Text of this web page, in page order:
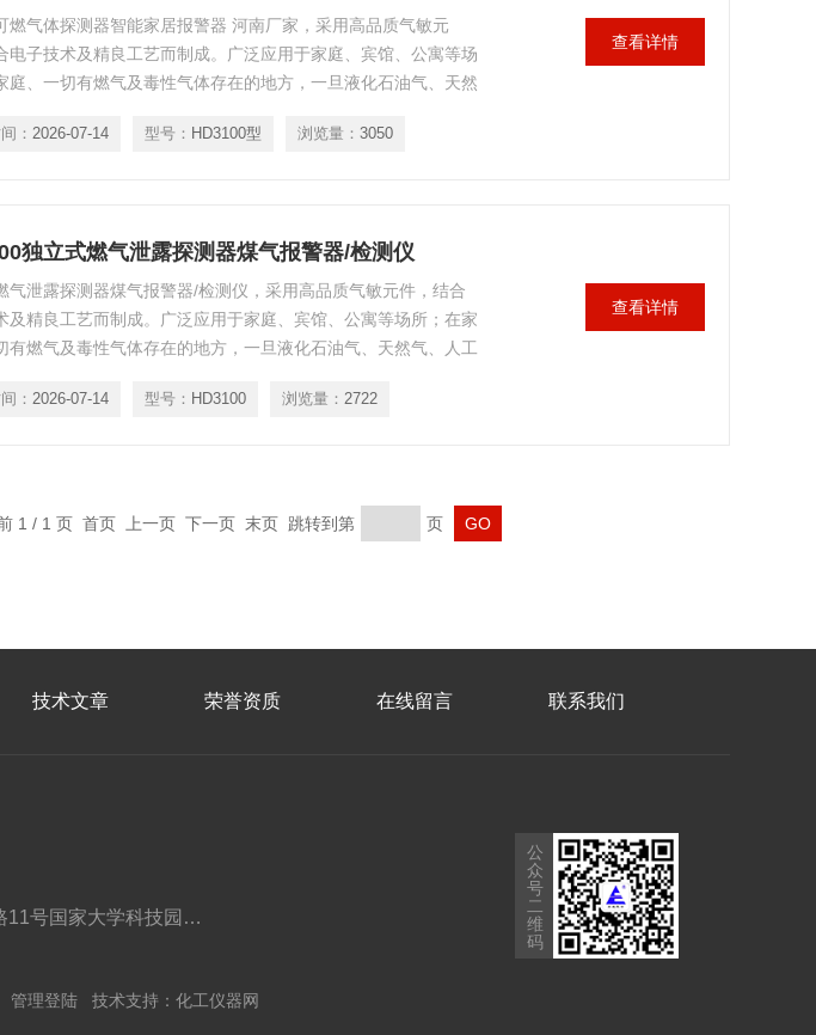
燃气体探测器智能家居报警器 河南厂家，采用高品质气敏元
电子技术及精良工艺而制成。广泛应用于家庭、宾馆、公寓等场
庭、一切有燃气及毒性气体存在的地方，一旦液化石油气、天然
将忠实地发出语音、光报警信号，
： 2026-07-14 型号： HD3100型 浏览量： 3050
查看详情
独立式燃气泄露探测器煤气报警器/检测仪
气泄露探测器煤气报警器/检测仪，采用高品质气敏元件，结合
及精良工艺而制成。广泛应用于家庭、宾馆、公寓等场所；在家
有燃气及毒性气体存在的地方，一旦液化石油气、天然气、人工
发出语音、光报警信号，提醒您迅即采取有效措施，或启动联动
： 2026-07-14 型号： HD3100 浏览量： 2722
查看详情
1 / 1 页 首页 上一页 下一页 末页 跳转到第 页
技术文章 荣誉资质 在线留言 联系我们
郑州市高新区长椿路11号国家大学科技园2号厂房
管理登陆 技术支持： 化工仪器网
公
众
号
二
维
码